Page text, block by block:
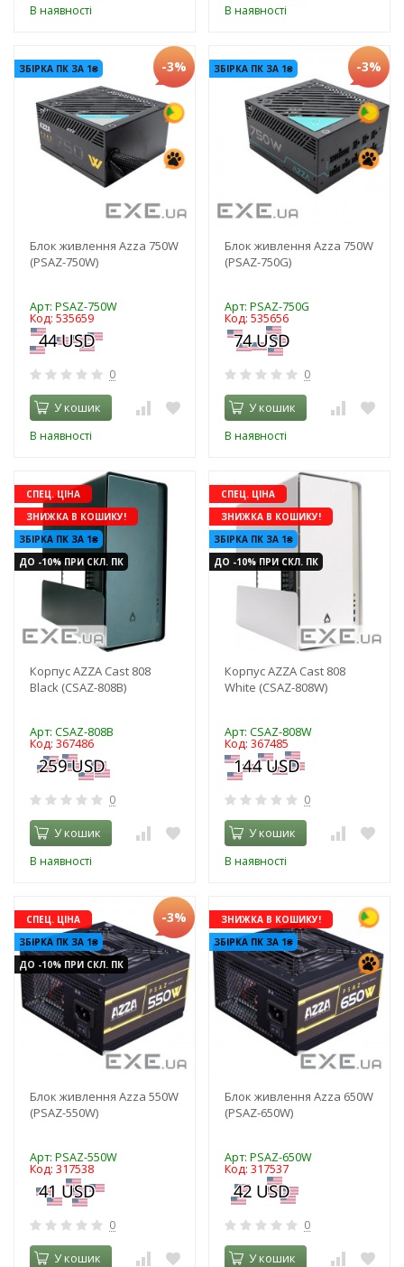
В наявності В наявності
ЗБІРКА ПК ЗА 1₴ -3%
Блок живлення Azza 750W
(PSAZ-750W)
Арт: PSAZ-750W
Код: 535659
0
У кошик
В наявності
ЗБІРКА ПК ЗА 1₴ -3%
Блок живлення Azza 750W
(PSAZ-750G)
Арт: PSAZ-750G
Код: 535656
0
У кошик
В наявності
СПЕЦ. ЦІНА
ЗНИЖКА В КОШИКУ!
ЗБІРКА ПК ЗА 1₴
ДО -10% ПРИ СКЛ. ПК
Корпус AZZA Cast 808
Black (CSAZ-808B)
Арт: CSAZ-808B
Код: 367486
0
У кошик
В наявності
СПЕЦ. ЦІНА
ЗНИЖКА В КОШИКУ!
ЗБІРКА ПК ЗА 1₴
ДО -10% ПРИ СКЛ. ПК
Корпус AZZA Cast 808
White (CSAZ-808W)
Арт: CSAZ-808W
Код: 367485
0
У кошик
В наявності
СПЕЦ. ЦІНА
ЗБІРКА ПК ЗА 1₴
ДО -10% ПРИ СКЛ. ПК
-3%
Блок живлення Azza 550W
(PSAZ-550W)
Арт: PSAZ-550W
Код: 317538
0
У кошик
ЗНИЖКА В КОШИКУ!
ЗБІРКА ПК ЗА 1₴
Блок живлення Azza 650W
(PSAZ-650W)
Арт: PSAZ-650W
Код: 317537
0
У кошик